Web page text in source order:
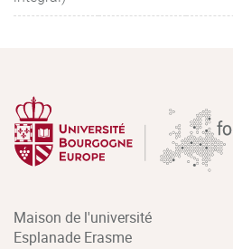
Maison de l'université
Esplanade Erasme